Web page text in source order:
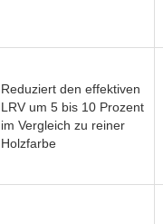
Reduziert den effektiven
LRV um 5 bis 10 Prozent
im Vergleich zu reiner
Holzfarbe